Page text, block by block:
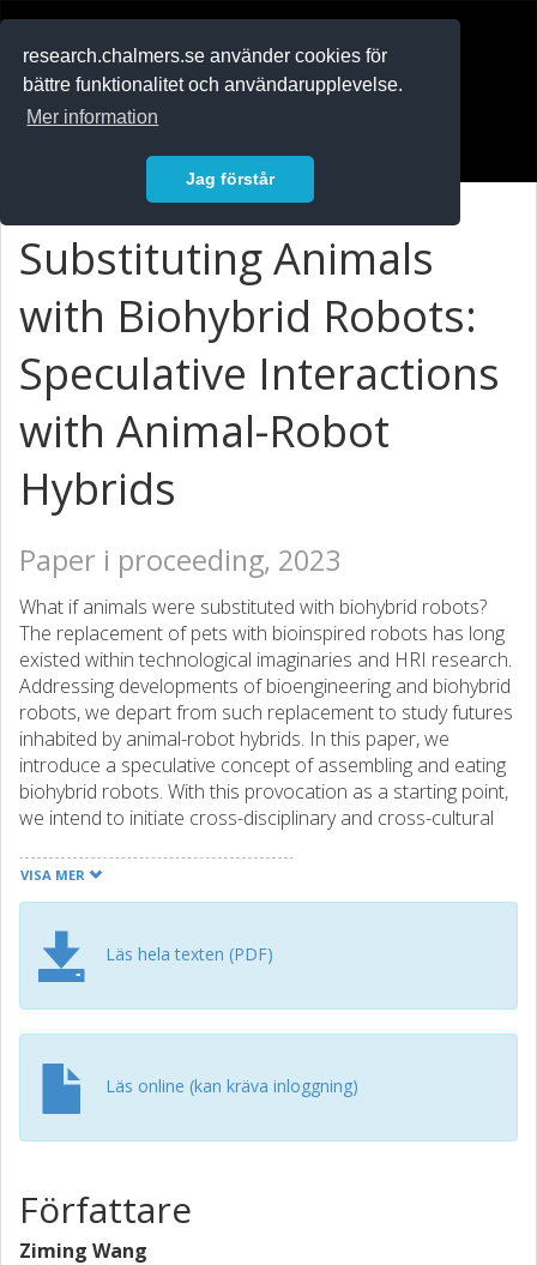
research.chalmers.se använder cookies för
bättre funktionalitet och användarupplevelse.
Mer information
Jag förstår
Substituting Animals
with Biohybrid Robots:
Speculative Interactions
with Animal-Robot
Hybrids
Paper i proceeding, 2023
What if animals were substituted with biohybrid robots?
The replacement of pets with bioinspired robots has long
existed within technological imaginaries and HRI research.
Addressing developments of bioengineering and biohybrid
robots, we depart from such replacement to study futures
inhabited by animal-robot hybrids. In this paper, we
introduce a speculative concept of assembling and eating
biohybrid robots. With this provocation as a starting point,
we intend to initiate cross-disciplinary and cross-cultural
related topics.
VISA MER
Läs hela texten (PDF)
Läs online (kan kräva inloggning)
Författare
Ziming Wang